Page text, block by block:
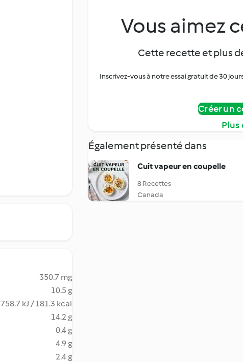
350.7 mg
10.5 g
758.7 kJ / 181.3 kcal
14.2 g
0.4 g
4.9 g
2.4 g
Vous aimez
Cette recette et plus
Inscrivez-vous à notre essai gratuit de 30
Créer un
Plus
Également présenté dans
Cuit vapeur en coupelle
8 Recettes
Canada